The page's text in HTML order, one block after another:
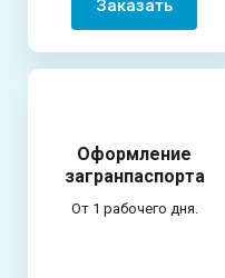
Заказать
Оформление
загранпаспорта
От 1 рабочего дня.